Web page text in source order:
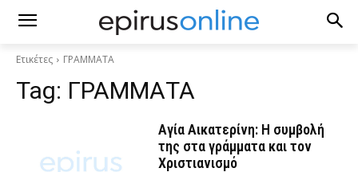
Ετικέτες ΓΡΑΜΜΑΤΑ
Tag: ΓΡΑΜΜΑΤΑ
Αγία Αικατερίνη: Η συμβολή
της στα γράμματα και τον
Χριστιανισμό